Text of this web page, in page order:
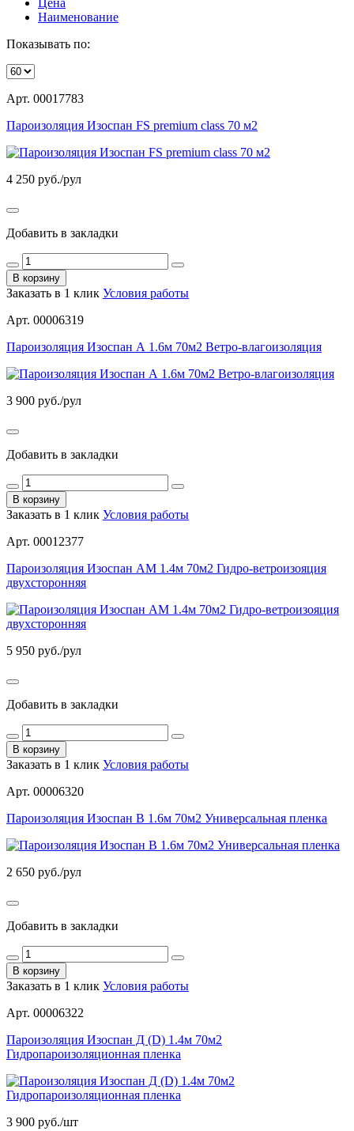
Наименование
Показывать по:
Арт. 00017783
Пароизоляция Изоспан FS premium class 70 м2
4 250 руб./рул
Добавить в закладки
В корзину
Заказать в 1 клик Условия работы
Арт. 00006319
Пароизоляция Изоспан А 1.6м 70м2 Ветро-влагоизоляция
3 900 руб./рул
Добавить в закладки
В корзину
Заказать в 1 клик Условия работы
Арт. 00012377
Пароизоляция Изоспан АМ 1.4м 70м2 Гидро-ветроизояция
двухсторонняя
5 950 руб./рул
Добавить в закладки
В корзину
Заказать в 1 клик Условия работы
Арт. 00006320
Пароизоляция Изоспан В 1.6м 70м2 Универсальная пленка
2 650 руб./рул
Добавить в закладки
В корзину
Заказать в 1 клик Условия работы
Арт. 00006322
Пароизоляция Изоспан Д (D) 1.4м 70м2
Гидропароизоляционная пленка
3 900 руб./шт